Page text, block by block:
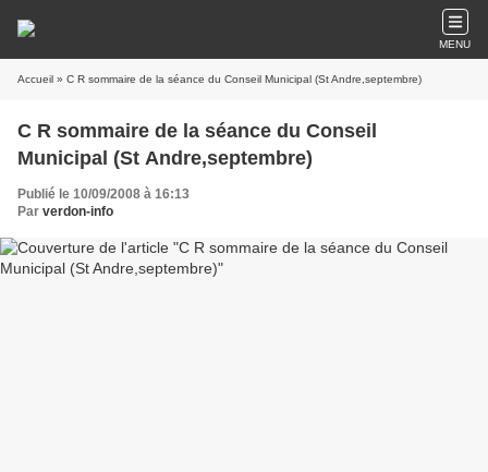
MENU
Accueil » C R sommaire de la séance du Conseil Municipal (St Andre,septembre)
C R sommaire de la séance du Conseil
Municipal (St Andre,septembre)
Publié le 10/09/2008 à 16:13
Par verdon-info